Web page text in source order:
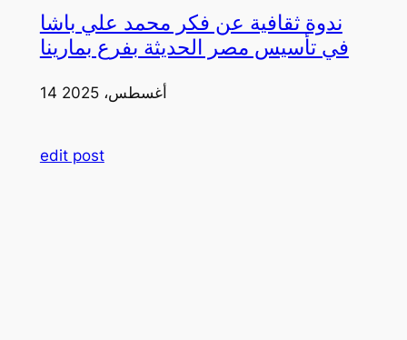
ندوة ثقافية عن فكر محمد علي باشا
في تأسيس مصر الحديثة بفرع بمارينا
14 أغسطس، 2025
edit post